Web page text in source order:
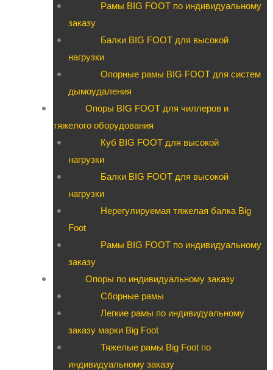
Рамы BIG FOOT по индивидуальному
заказу
Балки BIG FOOT для высокой
нагрузки
Опорные рамы BIG FOOT для систем
дымоудаления
Опоры BIG FOOT для чиллеров и
тяжелого оборудования
Куб BIG FOOT для высокой
нагрузки
Балки BIG FOOT для высокой
нагрузки
Нерегулируемая тяжелая балка Big
Foot
Рамы BIG FOOT по индивидуальному
заказу
Опоры по индивидуальному заказу
Сборные рамы
Легкие рамы по индивидуальному
заказу марки Big Foot
Тяжелые рамы Big Foot по
индивидуальному заказу